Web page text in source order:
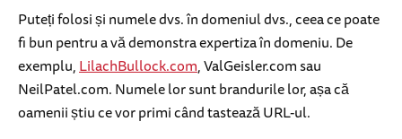
Puteți folosi și numele dvs. în domeniul dvs., ceea ce poate
fi bun pentru a vă demonstra expertiza în domeniu. De
exemplu,LilachBullock.com, ValGeisler.com sau
NeilPatel.com. Numele lor sunt brandurile lor, așa că
oamenii știu ce vor primi când tastează URL-ul.